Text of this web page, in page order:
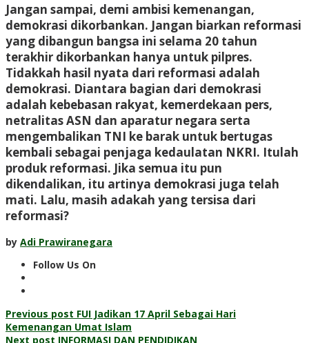
Jangan sampai, demi ambisi kemenangan,
demokrasi dikorbankan. Jangan biarkan reformasi
yang dibangun bangsa ini selama 20 tahun
terakhir dikorbankan hanya untuk pilpres.
Tidakkah hasil nyata dari reformasi adalah
demokrasi. Diantara bagian dari demokrasi
adalah kebebasan rakyat, kemerdekaan pers,
netralitas ASN dan aparatur negara serta
mengembalikan TNI ke barak untuk bertugas
kembali sebagai penjaga kedaulatan NKRI. Itulah
produk reformasi. Jika semua itu pun
dikendalikan, itu artinya demokrasi juga telah
mati. Lalu, masih adakah yang tersisa dari
reformasi?
by Adi Prawiranegara
Follow Us On
Post
Previous post FUI Jadikan 17 April Sebagai Hari
Kemenangan Umat Islam
Next post INFORMASI DAN PENDIDIKAN